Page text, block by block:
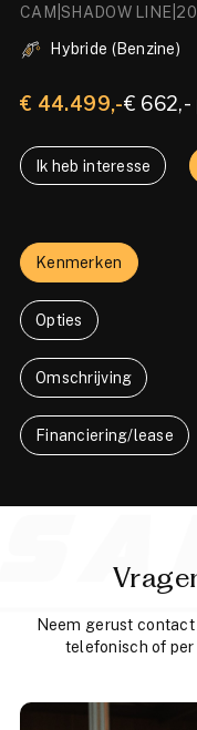
CAM|SHADOW
Hybride (Benzine)
€ 44.499,-€ 662,-
Ik heb interesse
Kenmerken
Opties
Omschrijving
Financiering/lease
Neem gerust contact
telefonisch of per